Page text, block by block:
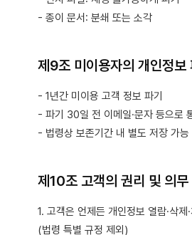
- 종이 문서: 분쇄 또는 소각
제9조 미이용자의 개인정보
- 1년간 미이용 고객 정보 파기
- 파기 30일 전 이메일·문자 등으로
- 법령상 보존기간 내 별도 저장 가능
제10조 고객의 권리 및 의무
1. 고객은 언제든 개인정보 열람·삭제
(법령 특별 규정 제외)